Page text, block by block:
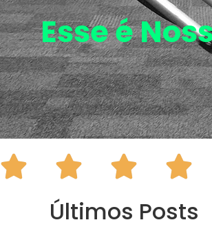
Esse é
   
Últimos Posts